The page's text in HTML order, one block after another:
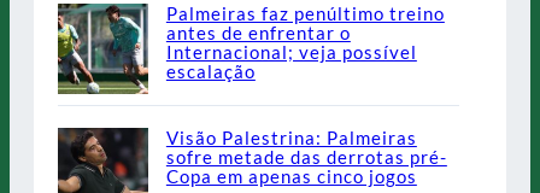
Palmeiras faz penúltimo treino
antes de enfrentar o
Internacional; veja possível
escalação
Visão Palestrina: Palmeiras
sofre metade das derrotas pré-
Copa em apenas cinco jogos